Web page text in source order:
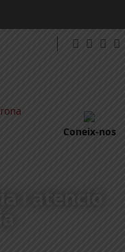
Coneix-nos
i atenció